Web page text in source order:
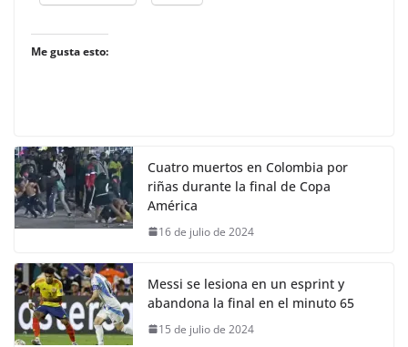
Me gusta esto:
Cuatro muertos en Colombia por
riñas durante la final de Copa
América
16 de julio de 2024
Messi se lesiona en un esprint y
abandona la final en el minuto 65
15 de julio de 2024